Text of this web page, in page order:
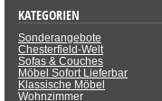
KATEGORIEN
Sonderangebote
Chesterfield-Welt
Sofas & Couches
Möbel Sofort Lieferbar
Klassische Möbel
Wohnzimmer